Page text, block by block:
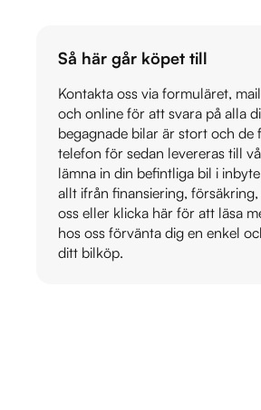
Så här går köpet till
Kontakta oss via formuläret,
och online för att svara på alla
begagnade bilar är stort och de
telefon för sedan levereras till
lämna in din befintliga bil i
allt ifrån finansiering,
oss eller klicka här för att läsa
hos oss förvänta dig en enkel
ditt bilköp.